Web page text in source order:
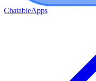
ChatableApps